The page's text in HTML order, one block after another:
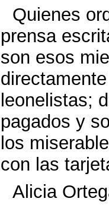
Quienes
prensa
son esos
leonelistas;
pagados y
los
con las
Alicia